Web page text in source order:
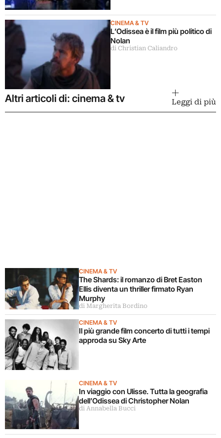
CINEMA & TV
L’Odissea è il film più politico di
Nolan
di Christian Caliandro
Altri articoli di: cinema & tv Leggi di più
CINEMA & TV
The Shards: il romanzo di Bret Easton
Ellis diventa un thriller firmato Ryan
Murphy
di Margherita Bordino
CINEMA & TV
Il più grande film concerto di tutti i tempi
approda su Sky Arte
CINEMA & TV
In viaggio con Ulisse. Tutta la geografia
dell’Odissea di Christopher Nolan
di Annabella Bucci